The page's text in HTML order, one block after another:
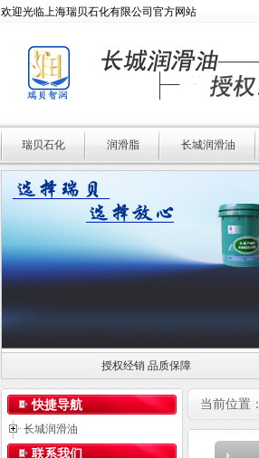
欢迎光临上海瑞贝石化有限公司官方网站
瑞贝石化 润滑脂 长城润滑油
授权经销 品质保障
授权经销 品质保障
快捷导航
长城润滑油
联系我们
当前位置：